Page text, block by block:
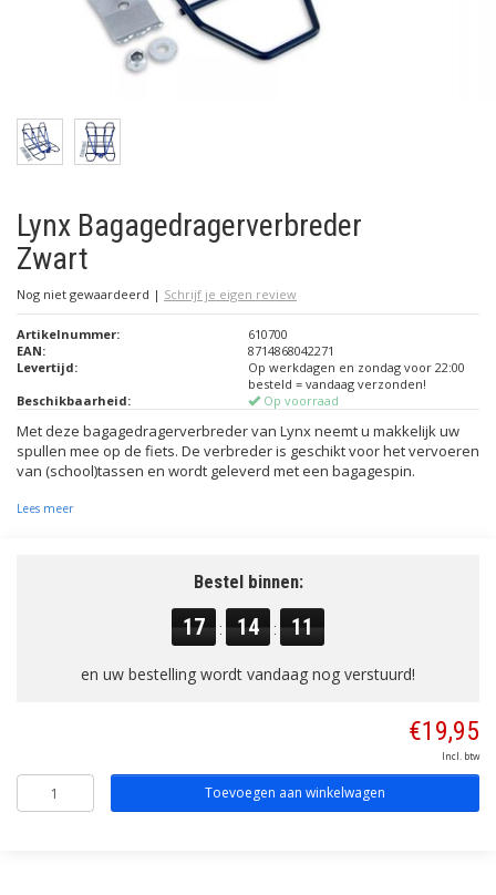
Lynx Bagagedragerverbreder
Zwart
Nog niet gewaardeerd | Schrijf je eigen review
Artikelnummer:
610700
EAN:
8714868042271
Levertijd:
Op werkdagen en zondag voor 22:00
besteld = vandaag verzonden!
Beschikbaarheid:
Op voorraad
Met deze bagagedragerverbreder van Lynx neemt u makkelijk uw
spullen mee op de fiets. De verbreder is geschikt voor het vervoeren
van (school)tassen en wordt geleverd met een bagagespin.
Lees meer
Bestel binnen:
17 : 14 : 11
en uw bestelling wordt vandaag nog verstuurd!
€19,95
Incl. btw
Toevoegen aan winkelwagen